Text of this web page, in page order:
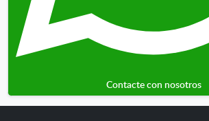
Contacte con nosotros